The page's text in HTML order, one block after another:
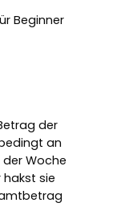
Beginner
der
an
Woche
sie